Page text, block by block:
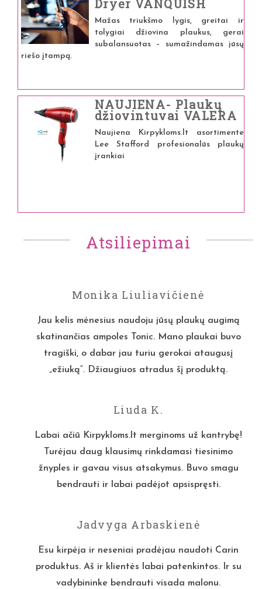
Dryer VANQUISH
Mažas triukšmo lygis, greitai ir
tolygiai džiovina plaukus, gerai
subalansuotas – sumažindamas jūsų
riešo įtampą.
NAUJIENA- Plaukų
džiovintuvai VALERA
Naujiena Kirpykloms.lt asortimente
Lee Stafford profesionalūs plaukų
įrankiai
Atsiliepimai
Monika Liuliavičienė
Jau kelis mėnesius naudoju jūsų plaukų augimą
skatinančias ampoles Tonic. Mano plaukai buvo
tragiški, o dabar jau turiu gerokai ataugusį
„ežiuką“. Džiaugiuos atradus šį produktą.
Liuda K.
Labai ačiū Kirpykloms.lt merginoms už kantrybę!
Turėjau daug klausimų rinkdamasi tiesinimo
žnyples ir gavau visus atsakymus. Buvo smagu
bendrauti ir labai padėjot apsispręsti.
Jadvyga Arbaskienė
Esu kirpėja ir neseniai pradėjau naudoti Carin
produktus. Aš ir klientės labai patenkintos. Ir su
vadybininke bendrauti visada malonu.